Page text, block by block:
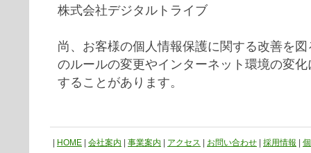
株式会社デジタルトライブ
尚、お客様の個人情報保護に関する改善を
のルールの変更やインターネット環境の変
することがあります。
HOME 会社案内 事業案内 アクセス お問い合わせ 採用情報